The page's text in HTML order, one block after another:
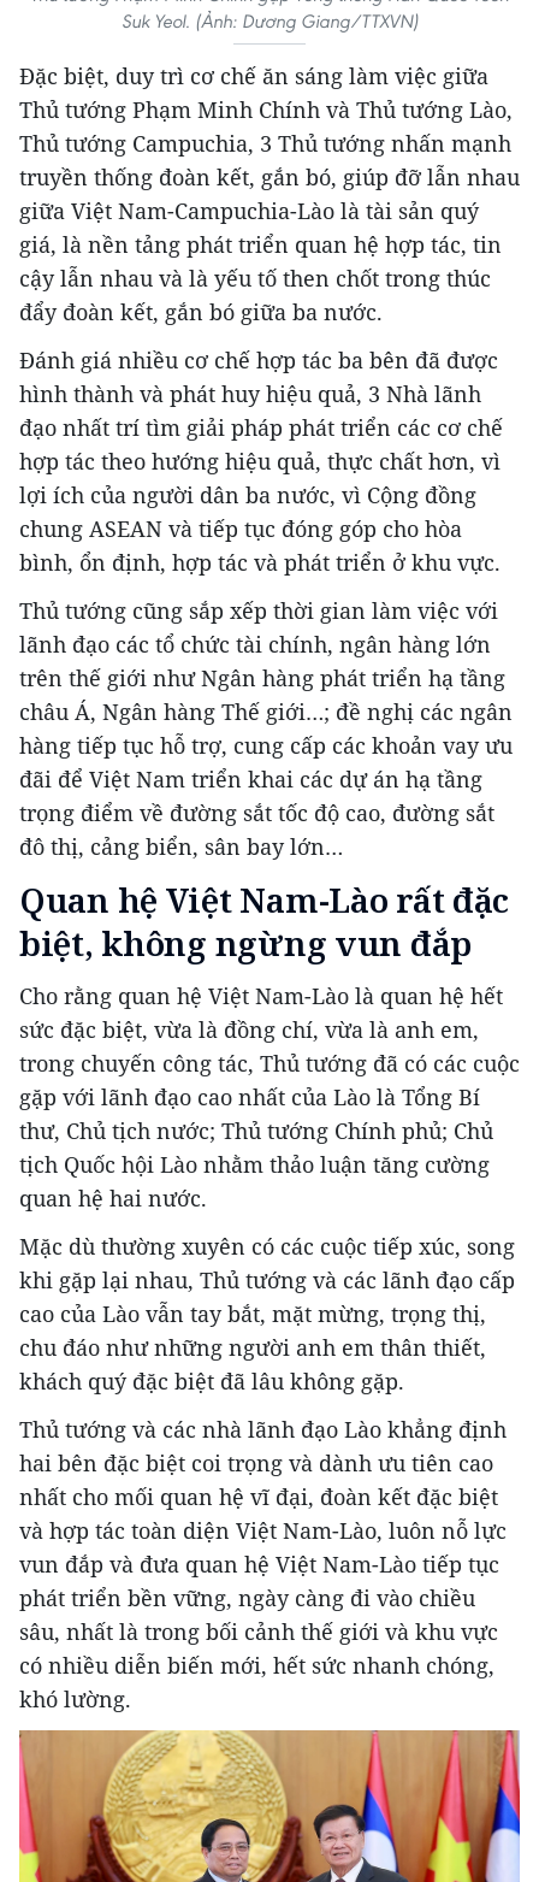
Suk Yeol. (Ảnh: Dương Giang/TTXVN)
Đặc biệt, duy trì cơ chế ăn sáng làm việc giữa
Thủ tướng Phạm Minh Chính và Thủ tướng Lào,
Thủ tướng Campuchia, 3 Thủ tướng nhấn mạnh
truyền thống đoàn kết, gắn bó, giúp đỡ lẫn nhau
giữa Việt Nam-Campuchia-Lào là tài sản quý
giá, là nền tảng phát triển quan hệ hợp tác, tin
cậy lẫn nhau và là yếu tố then chốt trong thúc
đẩy đoàn kết, gắn bó giữa ba nước.
Đánh giá nhiều cơ chế hợp tác ba bên đã được
hình thành và phát huy hiệu quả, 3 Nhà lãnh
đạo nhất trí tìm giải pháp phát triển các cơ chế
hợp tác theo hướng hiệu quả, thực chất hơn, vì
lợi ích của người dân ba nước, vì Cộng đồng
chung ASEAN và tiếp tục đóng góp cho hòa
bình, ổn định, hợp tác và phát triển ở khu vực.
Thủ tướng cũng sắp xếp thời gian làm việc với
lãnh đạo các tổ chức tài chính, ngân hàng lớn
trên thế giới như Ngân hàng phát triển hạ tầng
châu Á, Ngân hàng Thế giới…; đề nghị các ngân
hàng tiếp tục hỗ trợ, cung cấp các khoản vay ưu
đãi để Việt Nam triển khai các dự án hạ tầng
trọng điểm về đường sắt tốc độ cao, đường sắt
đô thị, cảng biển, sân bay lớn…
Quan hệ Việt Nam-Lào rất đặc
biệt, không ngừng vun đắp
Cho rằng quan hệ Việt Nam-Lào là quan hệ hết
sức đặc biệt, vừa là đồng chí, vừa là anh em,
trong chuyến công tác, Thủ tướng đã có các cuộc
gặp với lãnh đạo cao nhất của Lào là Tổng Bí
thư, Chủ tịch nước; Thủ tướng Chính phủ; Chủ
tịch Quốc hội Lào nhằm thảo luận tăng cường
quan hệ hai nước.
Mặc dù thường xuyên có các cuộc tiếp xúc, song
khi gặp lại nhau, Thủ tướng và các lãnh đạo cấp
cao của Lào vẫn tay bắt, mặt mừng, trọng thị,
chu đáo như những người anh em thân thiết,
khách quý đặc biệt đã lâu không gặp.
Thủ tướng và các nhà lãnh đạo Lào khẳng định
hai bên đặc biệt coi trọng và dành ưu tiên cao
nhất cho mối quan hệ vĩ đại, đoàn kết đặc biệt
và hợp tác toàn diện Việt Nam-Lào, luôn nỗ lực
vun đắp và đưa quan hệ Việt Nam-Lào tiếp tục
phát triển bền vững, ngày càng đi vào chiều
sâu, nhất là trong bối cảnh thế giới và khu vực
có nhiều diễn biến mới, hết sức nhanh chóng,
khó lường.